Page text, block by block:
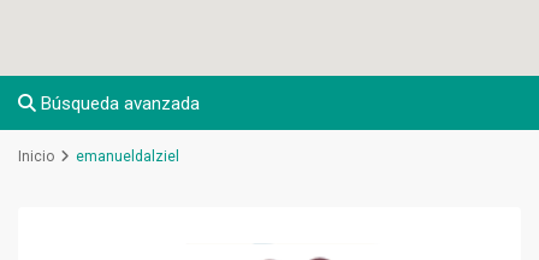
Búsqueda avanzada
Inicio emanueldalziel